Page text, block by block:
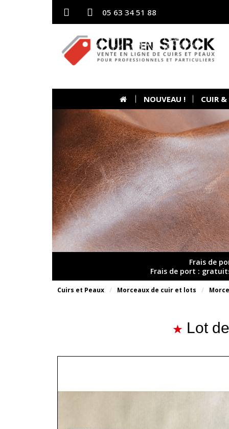
05 63 34 51 88
NOUVEAU ! CUIR &
Frais de
Frais de port :
Cuirs et Peaux Morceaux de cuir et lots
Lot